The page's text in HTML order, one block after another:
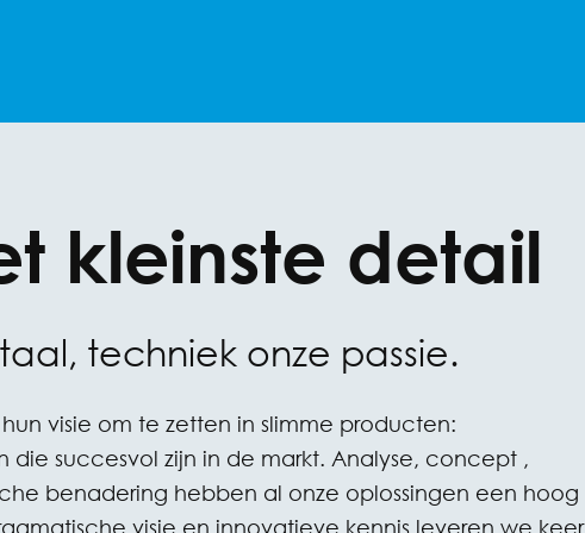
kleinste detail
techniek onze passie.
visie om te zetten in slimme producten:
die succesvol zijn in de markt. Analyse, concept ,
benadering hebben al onze oplossingen een hoog
visie en innovatieve kennis leveren we keer